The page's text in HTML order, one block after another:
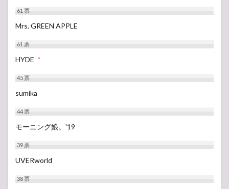
61票
Mrs. GREEN APPLE
61票
HYDE *
45票
sumika
44票
モーニング娘。'19
39票
UVERworld
38票